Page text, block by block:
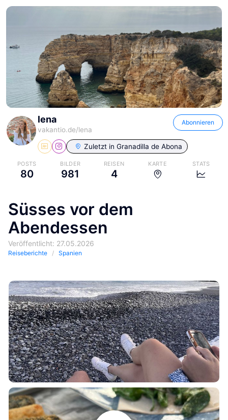
lena
vakantio.de/lena
Abonnieren
Zuletzt in Granadilla de Abona
POSTS
80
BILDER
981
REISEN
4
KARTE STATS
Süsses vor dem
Abendessen
Veröffentlicht: 27.05.2026
Reiseberichte Spanien